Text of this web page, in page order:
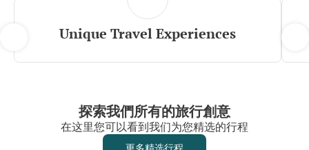
Unique Travel Experiences
探索我們所有的旅行創意
在这里您可以看到我们为您精选的行程